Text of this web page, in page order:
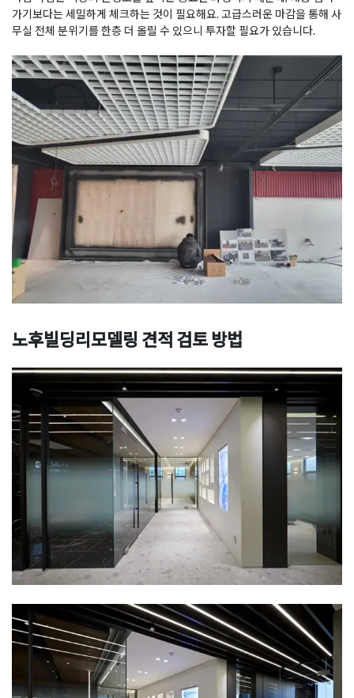
가기보다는 세밀하게 체크하는 것이 필요해요. 고급스러운 마감을 통해 사
무실 전체 분위기를 한층 더 올릴 수 있으니 투자할 필요가 있습니다.
노후빌딩리모델링 견적 검토 방법